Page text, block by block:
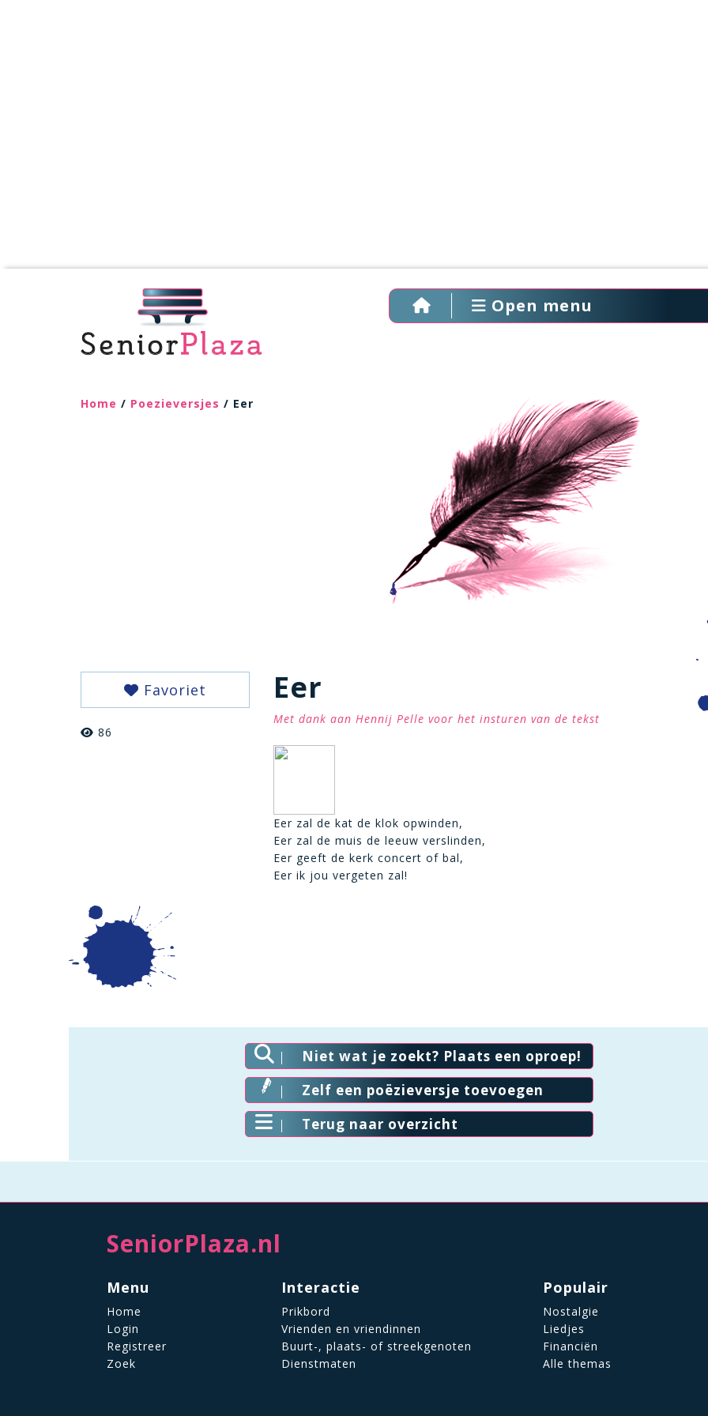
Open menu
Home / Poezieversjes / Eer
Favoriet
86
Eer
Met dank aan Hennij Pelle voor het insturen van de tekst
Eer zal de kat de klok opwinden,
Eer zal de muis de leeuw verslinden,
Eer geeft de kerk concert of bal,
Eer ik jou vergeten zal!
Niet wat je zoekt? Plaats een oproep!
Zelf een poëzieversje toevoegen
Terug naar overzicht
SeniorPlaza.nl
Menu
Home
Login
Registreer
Zoek
Interactie
Prikbord
Vrienden en vriendinnen
Buurt-, plaats- of streekgenoten
Dienstmaten
Populair
Nostalgie
Liedjes
Financiën
Alle themas